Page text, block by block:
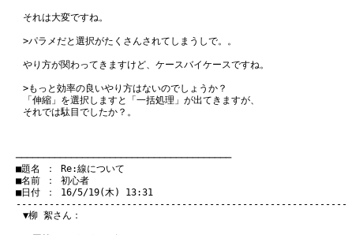
それは大変ですね。
>パラメだと選択がたくさんされてしまうしで。。
やり方が関わってきますけど、ケースバイケースですね。
>もっと効率の良いやり方はないのでしょうか？
「伸縮」を選択しますと「一括処理」が出てきますが、
それでは駄目でしたか？。
───────────────────────────────────────
■題名 ： Re:線について
■名前 ： 初心者
■日付 ： 16/5/19(木) 13:31
▼柳 絮さん：